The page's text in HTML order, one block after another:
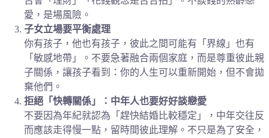
愛，是場風險。
子女立場要平衡處理
你有孩子，他也有孩子，彼此之間可能有「界線」也有
「敏感地帶」。不要急著融合兩個家庭，而是尊重彼此親
子關係，讓孩子看到：你的人生可以重新開始，但不會拋
棄他們。
拒絕「快轉關係」：中年人也要好好談戀愛
不要因為年紀就認為「趕快結婚比較穩定」，中年交往反
而應該走得慢一點，留時間彼此理解。不只是為了安全，